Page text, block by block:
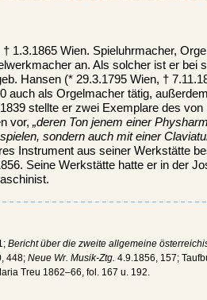
1.3.1865 Wien. Spieluhrmacher,
an. Als solcher ist er bei
Hansen (* 29.3.1795 Wien, †
auch als Orgelmacher tätig,
stellte er zwei Exemplare des von
vor, „deren Ton jenem einer
sondern auch mit einer
Instrument aus seiner Werkstätte
Seine Werkstätte hatte er in der
Bericht über die zweite allgemeine
448; Neue Wr. Musik-Ztg. 4.9.1856, 157;
Treu 1862–66, fol. 167 u. 192.